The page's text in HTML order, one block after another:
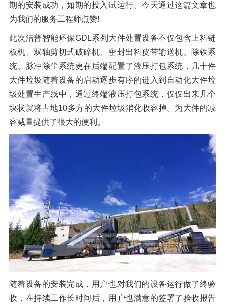
期的安装成功，如期的投入试运行。今天通过这篇文章也
为我们的服务工程师点赞!
此次洁普智能环保GDL系列大件处置设备不仅包含上料链
板机、双轴剪切式破碎机、密封出料皮带输送机、除铁系
统、脉冲除尘系统更在后端配置了液压打包系统，几十件
大件垃圾随着设备的启动逐步有序的进入到自动化大件垃
圾处置生产线中，通过终端液压打包系统，仅仅出来几个
块状就将占地10多方的大件垃圾消化收容掉。为大件的减
容减量提供了很大的便利。
随着设备的安装完成，用户也对我们的设备运行做了终验
收，在持续工作长时间后，用户也满意的签署了验收报告